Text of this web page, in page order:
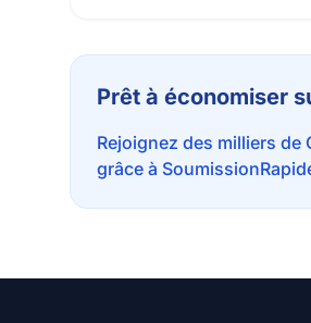
Prêt à économiser
Rejoignez des milliers
grâce à